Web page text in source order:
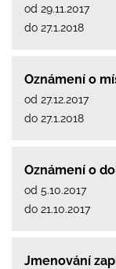
od 29.11.2017
do 27.1.2018
Oznámení o
od 27.12.2017
do 27.1.2018
Oznámení o
od 5.10.2017
do 21.10.2017
Jmenování